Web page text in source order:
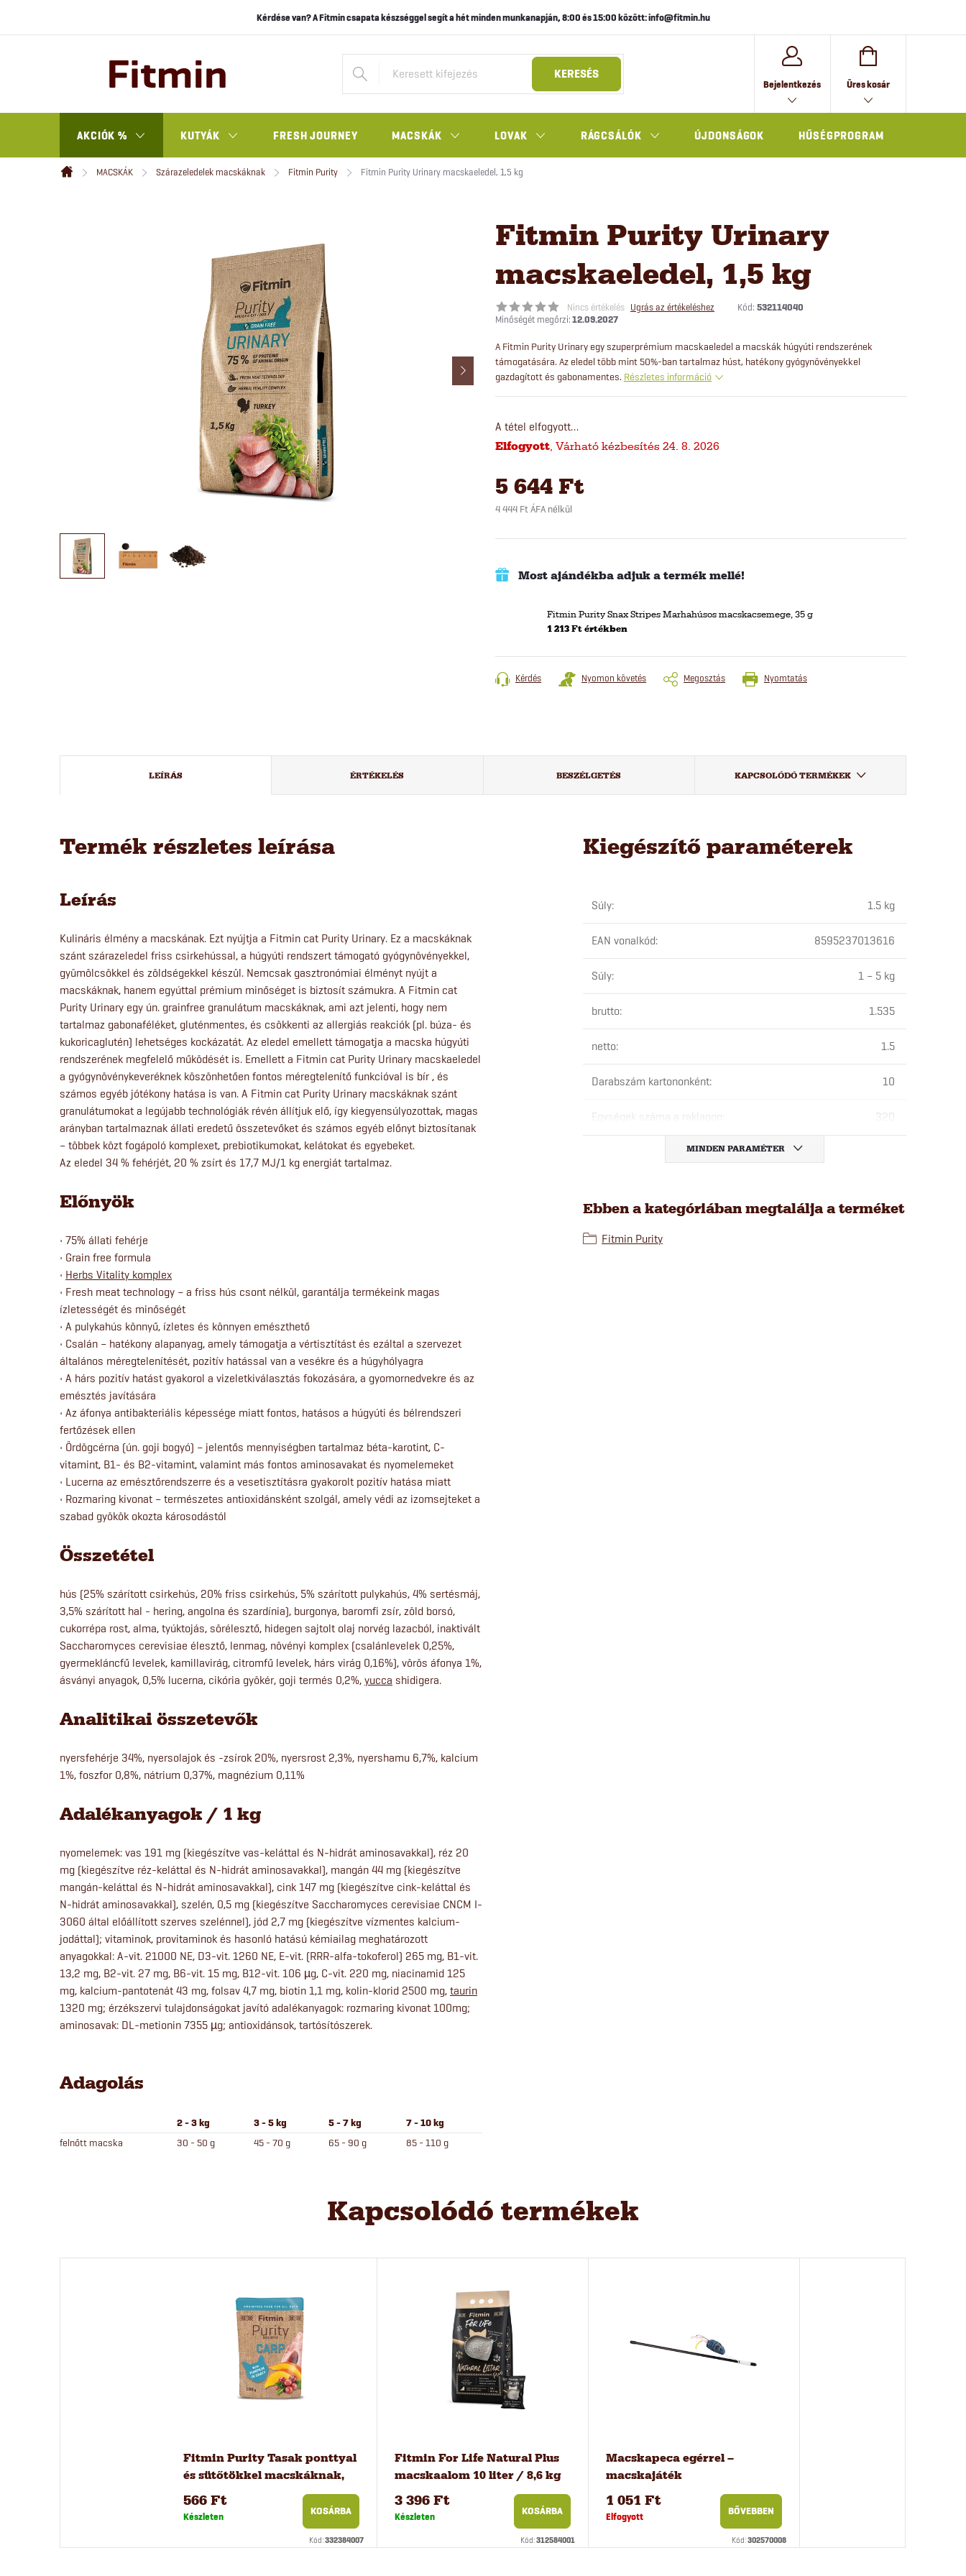
Kérdése van? A Fitmin csapata készséggel segít a hét minden munkanapján, 8:00 és 15:00 között: info@fitmin.hu
KERESÉS
Bejelentkezés KOSÁR
Üres kosár
AKCIÓK % KUTYÁK FRESH JOURNEY MACSKÁK LOVAK RÁGCSÁLÓK ÚJDONSÁGOK HŰSÉGPROGRAM
Kezdőlap
MACSKÁK Szárazeledelek macskáknak Fitmin Purity Fitmin Purity Urinary macskaeledel, 1,5 kg
Fitmin Purity Urinary
macskaeledel, 1,5 kg
Nincs értékelés Ugrás az értékeléshez Kód: 532114040
12.09.2027
A Fitmin Purity Urinary egy szuperprémium macskaeledel a macskák húgyúti rendszerének
támogatására. Az eledel több mint 50%-ban tartalmaz húst, hatékony gyógynövényekkel
gazdagított és gabonamentes. Részletes információ
A tétel elfogyott…
Elfogyott
24. 8. 2026
5 644 Ft
4 444 Ft ÁFA nélkül
Most ajándékba adjuk a termék mellé!
Fitmin Purity Snax Stripes Marhahúsos macskacsemege, 35 g
1 213 Ft értékben
Nyomtatás
Kérdés Nyomon követés Megosztás
LEÍRÁS ÉRTÉKELÉS BESZÉLGETÉS KAPCSOLÓDÓ TERMÉKEK
Termék részletes leírása
Leírás
Kulináris élmény a macskának. Ezt nyújtja a Fitmin cat Purity Urinary. Ez a macskáknak
szánt szárazeledel friss csirkehússal, a húgyúti rendszert támogató gyógynövényekkel,
gyümölcsökkel és zöldségekkel készül. Nemcsak gasztronómiai élményt nyújt a
macskáknak, hanem egyúttal prémium minőséget is biztosít számukra. A Fitmin cat
Purity Urinary egy ún. grainfree granulátum macskáknak, ami azt jelenti, hogy nem
tartalmaz gabonaféléket, gluténmentes, és csökkenti az allergiás reakciók (pl. búza- és
kukoricaglutén) lehetséges kockázatát. Az eledel emellett támogatja a macska húgyúti
rendszerének megfelelő működését is. Emellett a Fitmin cat Purity Urinary macskaeledel
a gyógynövénykeveréknek köszönhetően fontos méregtelenítő funkcióval is bír , és
számos egyéb jótékony hatása is van. A Fitmin cat Purity Urinary macskáknak szánt
granulátumokat a legújabb technológiák révén állítjuk elő, így kiegyensúlyozottak, magas
arányban tartalmaznak állati eredetű összetevőket és számos egyéb előnyt biztosítanak
– többek közt fogápoló komplexet, prebiotikumokat, kelátokat és egyebeket.
Az eledel 34 % fehérjét, 20 % zsírt és 17,7 MJ/1 kg energiát tartalmaz.
Előnyök
• 75% állati fehérje
• Grain free formula
• Herbs Vitality komplex
• Fresh meat technology – a friss hús csont nélkül, garantálja termékeink magas
ízletességét és minőségét
• A pulykahús könnyű, ízletes és könnyen emészthető
• Csalán – hatékony alapanyag, amely támogatja a vértisztítást és ezáltal a szervezet
általános méregtelenítését, pozitív hatással van a vesékre és a húgyhólyagra
• A hárs pozitív hatást gyakorol a vizeletkiválasztás fokozására, a gyomornedvekre és az
emésztés javítására
• Az áfonya antibakteriális képessége miatt fontos, hatásos a húgyúti és bélrendszeri
fertőzések ellen
• Ördögcérna (ún. goji bogyó) – jelentős mennyiségben tartalmaz béta-karotint, C-
vitamint, B1- és B2-vitamint, valamint más fontos aminosavakat és nyomelemeket
• Lucerna az emésztőrendszerre és a vesetisztításra gyakorolt pozitív hatása miatt
• Rozmaring kivonat – természetes antioxidánsként szolgál, amely védi az izomsejteket a
szabad gyökök okozta károsodástól
Összetétel
hús (25% szárított csirkehús, 20% friss csirkehús, 5% szárított pulykahús, 4% sertésmáj,
3,5% szárított hal - hering, angolna és szardínia), burgonya, baromfi zsír, zöld borsó,
cukorrépa rost, alma, tyúktojás, sörélesztő, hidegen sajtolt olaj norvég lazacból, inaktivált
Saccharomyces cerevisiae élesztő, lenmag, növényi komplex (csalánlevelek 0,25%,
gyermekláncfű levelek, kamillavirág, citromfű levelek, hárs virág 0,16%), vörös áfonya 1%,
ásványi anyagok, 0,5% lucerna, cikória gyökér, goji termés 0,2%, yucca shidigera.
Analitikai összetevők
nyersfehérje 34%, nyersolajok és -zsírok 20%, nyersrost 2,3%, nyershamu 6,7%, kalcium
1%, foszfor 0,8%, nátrium 0,37%, magnézium 0,11%
Adalékanyagok / 1 kg
nyomelemek: vas 191 mg (kiegészítve vas-keláttal és N-hidrát aminosavakkal), réz 20
mg (kiegészítve réz-keláttal és N-hidrát aminosavakkal), mangán 44 mg (kiegészítve
mangán-keláttal és N-hidrát aminosavakkal), cink 147 mg (kiegészítve cink-keláttal és
N-hidrát aminosavakkal), szelén, 0,5 mg (kiegészítve Saccharomyces cerevisiae CNCM I-
3060 által előállított szerves szelénnel), jód 2,7 mg (kiegészítve vízmentes kalcium-
jodáttal); vitaminok, provitaminok és hasonló hatású kémiailag meghatározott
anyagokkal: A-vit. 21000 NE, D3-vit. 1260 NE, E-vit. (RRR-alfa-tokoferol) 265 mg, B1-vit.
13,2 mg, B2-vit. 27 mg, B6-vit. 15 mg, B12-vit. 106 µg, C-vit. 220 mg, niacinamid 125
mg, kalcium-pantotenát 43 mg, folsav 4,7 mg, biotin 1,1 mg, kolin-klorid 2500 mg, taurin
1320 mg; érzékszervi tulajdonságokat javító adalékanyagok: rozmaring kivonat 100mg;
aminosavak: DL-metionin 7355 µg; antioxidánsok, tartósítószerek.
Adagolás
2 - 3 kg 3 - 5 kg 5 - 7 kg 7 - 10 kg
felnőtt macska 30 - 50 g 45 - 70 g 65 - 90 g 85 - 110 g
Kiegészítő paraméterek
Súly: 1.5 kg
EAN vonalkód: 8595237013616
Súly: 1 – 5 kg
brutto: 1.535
netto: 1.5
Darabszám kartononként: 10
Egységek száma a raklapon 320
MINDEN PARAMÉTER
Ebben a kategóriában megtalálja a terméket
Fitmin Purity
Kapcsolódó termékek
Fitmin Purity Tasak ponttyal
és sütőtökkel macskáknak,
100 g
566 Ft
Készleten KOSÁRBA
Kód:332384007
Fitmin For Life Natural Plus
macskaalom 10 liter / 8,6 kg
3 396 Ft
Készleten KOSÁRBA
Kód:312584001
Macskapeca egérrel –
macskajáték
1 051 Ft
Elfogyott BŐVEBBEN
Kód:302570008